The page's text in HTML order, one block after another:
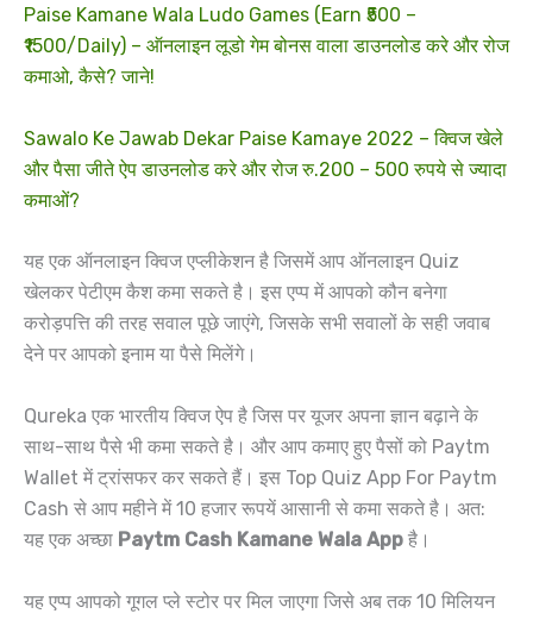
Paise Kamane Wala Ludo Games (Earn ₹500 –
₹1500/Daily) – ऑनलाइन लूडो गेम बोनस वाला डाउनलोड करे और रोज
कमाओ, कैसे? जाने!
Sawalo Ke Jawab Dekar Paise Kamaye 2022 – क्विज खेले
और पैसा जीते ऐप डाउनलोड करे और रोज रु.200 – 500 रुपये से ज्यादा
कमाओं?
यह एक ऑनलाइन क्विज एप्लीकेशन है जिसमें आप ऑनलाइन Quiz
खेलकर पेटीएम कैश कमा सकते है। इस एप्प में आपको कौन बनेगा
करोड़पत्ति की तरह सवाल पूछे जाएंगे, जिसके सभी सवालों के सही जवाब
देने पर आपको इनाम या पैसे मिलेंगे।
Qureka एक भारतीय क्विज ऐप है जिस पर यूजर अपना ज्ञान बढ़ाने के
साथ-साथ पैसे भी कमा सकते है। और आप कमाए हुए पैसों को Paytm
Wallet में ट्रांसफर कर सकते हैं। इस Top Quiz App For Paytm
Cash से आप महीने में 10 हजार रूपयें आसानी से कमा सकते है। अत:
यह एक अच्छा Paytm Cash Kamane Wala App है।
यह एप्प आपको गूगल प्ले स्टोर पर मिल जाएगा जिसे अब तक 10 मिलियन